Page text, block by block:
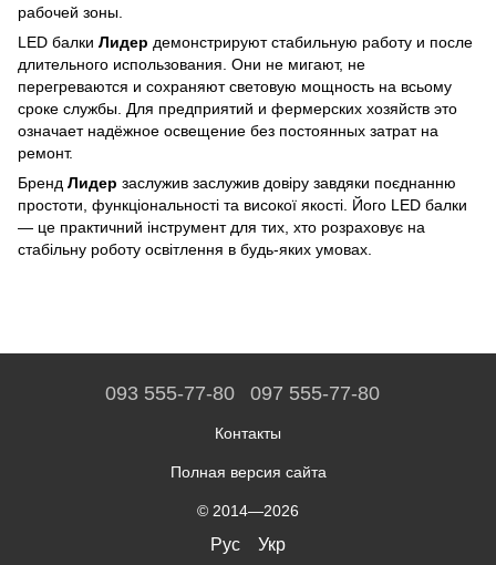
рабочей зоны.
LED балки Лидер демонстрируют стабильную работу и после
длительного использования. Они не мигают, не
перегреваются и сохраняют световую мощность на всьому
сроке службы. Для предприятий и фермерских хозяйств это
означает надёжное освещение без постоянных затрат на
ремонт.
Бренд Лидер заслужив заслужив довіру завдяки поєднанню
простоти, функціональності та високої якості. Його LED балки
— це практичний інструмент для тих, хто розраховує на
стабільну роботу освітлення в будь-яких умовах.
093 555-77-80 097 555-77-80
Контакты
Полная версия сайта
© 2014—2026
Рус Укр